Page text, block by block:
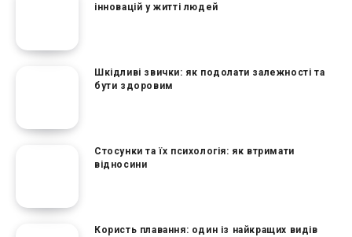
інновацій у житті людей
Шкідливі звички: як подолати залежності та
бути здоровим
Стосунки та їх психологія: як втримати
відносини
Користь плавання: один із найкращих видів